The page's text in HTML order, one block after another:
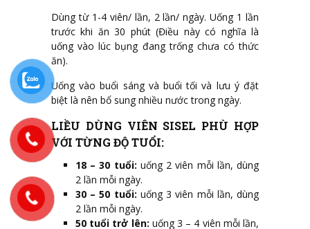
Dùng từ 1-4 viên/ lần, 2 lần/ ngày. Uống 1 lần
trước khi ăn 30 phút (Điều này có nghĩa là
uống vào lúc bụng đang trống chưa có thức
ăn).
Uống vào buổi sáng và buổi tối và lưu ý đặt
biệt là nên bổ sung nhiều nước trong ngày.
LIỀU DÙNG VIÊN SISEL PHÙ HỢP
VỚI TỪNG ĐỘ TUỔI:
18 – 30 tuổi: uống 2 viên mỗi lần, dùng
2 lần mỗi ngày.
30 – 50 tuổi: uống 3 viên mỗi lần, dùng
2 lần mỗi ngày.
50 tuổi trở lên: uống 3 – 4 viên mỗi lần,